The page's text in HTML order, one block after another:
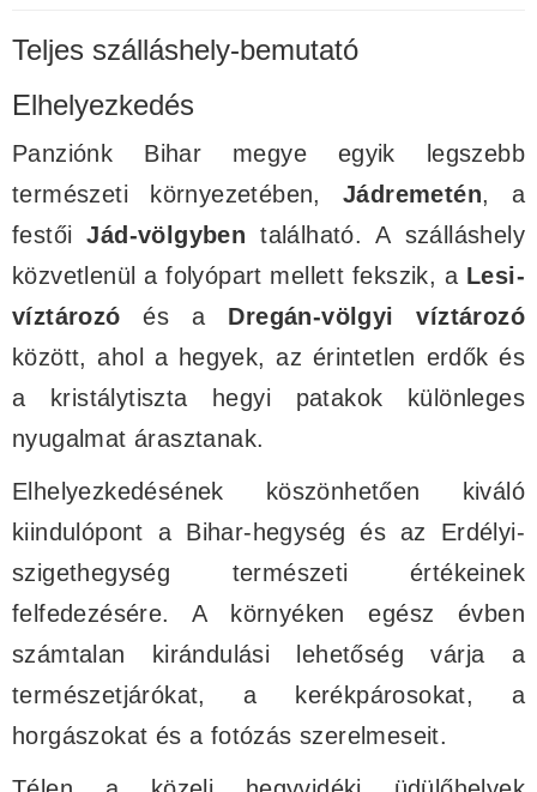
Teljes szálláshely-bemutató
Elhelyezkedés
Panziónk Bihar megye egyik legszebb
természeti környezetében, Jádremetén, a
festőiJád-völgyben található. A szálláshely
közvetlenül a folyópart mellett fekszik, a Lesi-
víztározó és a Dregán-völgyi víztározó
között, ahol a hegyek, az érintetlen erdők és
a kristálytiszta hegyi patakok különleges
nyugalmat árasztanak.
Elhelyezkedésének köszönhetően kiváló
kiindulópont a Bihar-hegység és az Erdélyi-
szigethegység természeti értékeinek
felfedezésére. A környéken egész évben
számtalan kirándulási lehetőség várja a
természetjárókat, a kerékpárosokat, a
horgászokat és a fotózás szerelmeseit.